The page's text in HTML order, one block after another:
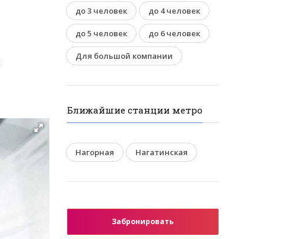
до 3 человек до 4 человек
до 5 человек до 6 человек
Для большой компании
Ближайшие станции метро
Нагорная Нагатинская
Забронировать